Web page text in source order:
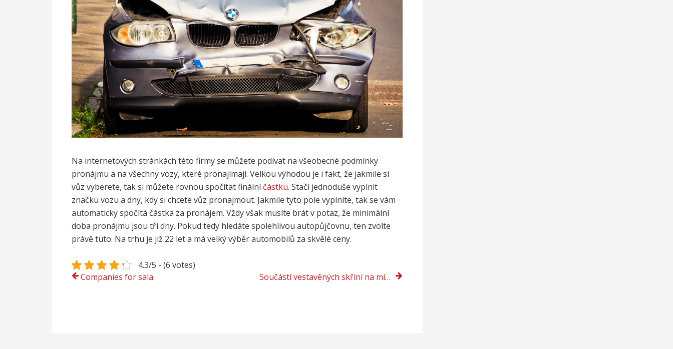
Na internetových stránkách této firmy se můžete podívat na všeobecné podmínky
pronájmu a na všechny vozy, které pronajímají. Velkou výhodou je i fakt, že jakmile si
vůz vyberete, tak si můžete rovnou spočítat finálníčástku. Stačí jednoduše vyplnit
značku vozu a dny, kdy si chcete vůz pronajmout. Jakmile tyto pole vyplníte, tak se vám
automaticky spočítá částka za pronájem. Vždy však musíte brát v potaz, že minimální
doba pronájmu jsou tři dny. Pokud tedy hledáte spolehlivou autopůjčovnu, ten zvolte
právě tuto. Na trhu je již 22 let a má velký výběr automobilů za skvělé ceny.
4.3/5 - (6 votes)
Navigace
Companies for sala Součástí vestavěných skříní na míru jsou i posuvné dveře